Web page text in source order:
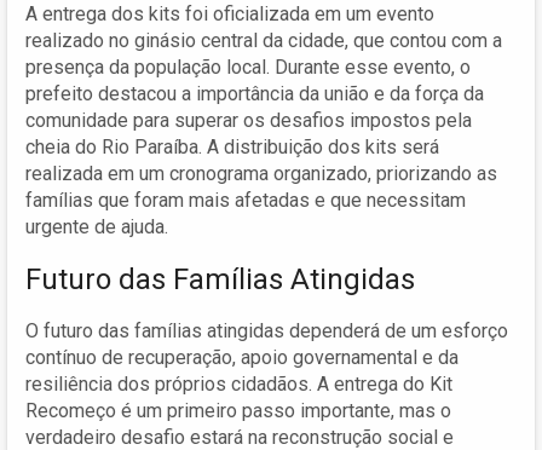
A entrega dos kits foi oficializada em um evento
realizado no ginásio central da cidade, que contou com a
presença da população local. Durante esse evento, o
prefeito destacou a importância da união e da força da
comunidade para superar os desafios impostos pela
cheia do Rio Paraíba. A distribuição dos kits será
realizada em um cronograma organizado, priorizando as
famílias que foram mais afetadas e que necessitam
urgente de ajuda.
Futuro das Famílias Atingidas
O futuro das famílias atingidas dependerá de um esforço
contínuo de recuperação, apoio governamental e da
resiliência dos próprios cidadãos. A entrega do Kit
Recomeço é um primeiro passo importante, mas o
verdadeiro desafio estará na reconstrução social e